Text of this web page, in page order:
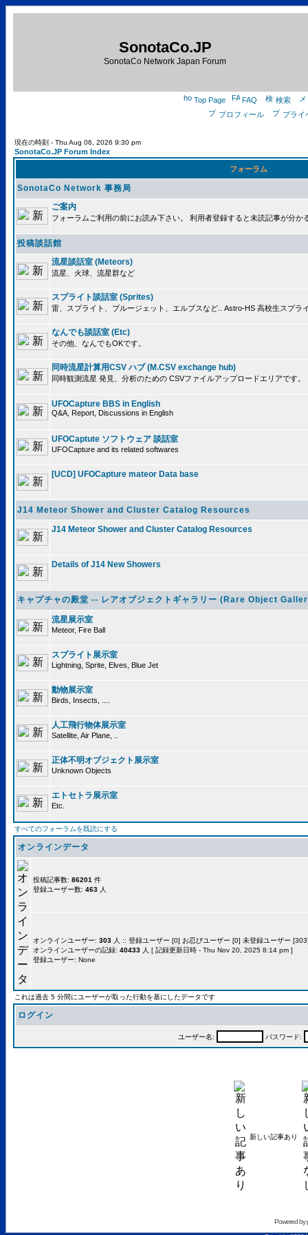
SonotaCo.JP
SonotaCo Network Japan Forum
Top Page FAQ
検索
プロフィール
プライ
現在の時刻 - Thu Aug 06, 2026 9:30 pm
SonotaCo.JP Forum Index
フォーラム
SonotaCo Network 事務局
ご案内
フォーラムご利用の前にお読み下さい。 利用者登録すると未読記事が分か
投稿談話館
流星談話室 (Meteors)
流星、火球、流星群など
スプライト談話室 (Sprites)
雷、スプライト、ブルージェット、エルブスなど.. Astro-HS 高校生スプラ
なんでも談話室 (Etc)
その他、なんでもOKです。
同時流星計算用CSV ハブ (M.CSV exchange hub)
同時観測流星 発見、分析のための CSVファイルアップロードエリアです。
UFOCapture BBS in English
Q&A, Report, Discussions in English
UFOCaptute ソフトウェア 談話室
UFOCapture and its related softwares
[UCD] UFOCapture mateor Data base
J14 Meteor Shower and Cluster Catalog Resources
J14 Meteor Shower and Cluster Catalog Resources
Details of J14 New Showers
キャプチャの殿堂 -- レアオブジェクトギャラリー (Rare Object
流星展示室
Meteor, Fire Ball
スプライト展示室
Lightning, Sprite, Elves, Blue Jet
動物展示室
Birds, Insects, ....
人工飛行物体展示室
Satellite, Air Plane, ..
正体不明オブジェクト展示室
Unknown Objects
エトセトラ展示室
Etc.
すべてのフォーラムを既読にする
オンラインデータ
投稿記事数: 86201 件
登録ユーザー数: 463 人
オンラインユーザー: 303 人 :: 登録ユーザー [0] お忍びユーザー [0] 未登録ユーザー
オンラインユーザーの記録: 40433 人 [ 記録更新日時 - Thu Nov 20, 2025 8:14 pm ]
登録ユーザー: None
これは過去 5 分間にユーザーが取った行動を基にしたデータです
ログイン
ユーザー名: パスワード:
新しい記事あり
Powered by